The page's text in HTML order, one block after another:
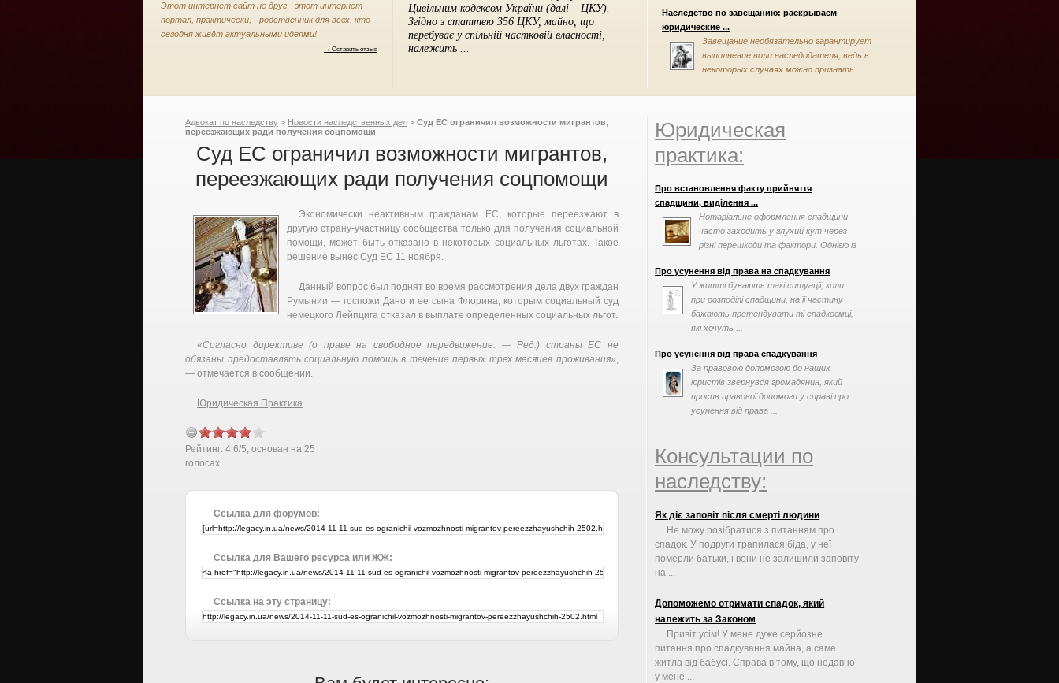
Этот интернет сайт не друг - этот интернет
портал, практически, - родственник для всех, кто
сегодня живёт актуальными идеями!
→ Оставить отзыв
Наследство по завещанию: раскрываем
юридические ...
Завещание необязательно гарантирует
выполнение воли наследодателя, ведь в
некоторых случаях можно признать
Адвокат по наследству > Новости наследственных дел > Суд ЕС ограничил возможности мигрантов,
переезжающих ради получения соцпомощи
Суд ЕС ограничил возможности мигрантов,
переезжающих ради получения соцпомощи
Экономически неактивным гражданам ЕС, которые переезжают в
другую страну-участницу сообщества только для получения социальной
помощи, может быть отказано в некоторых социальных льготах. Такое
решение вынес Суд ЕС 11 ноября.
Данный вопрос был поднят во время рассмотрения дела двух граждан
Румынии — госпожи Дано и ее сына Флорина, которым социальный суд
немецкого Лейпцига отказал в выплате определенных социальных льгот.
«Согласно директиве (о праве на свободное передвижение. — Ред.) страны ЕС не
обязаны предоставлять социальную помощь в течение первых трех месяцев проживания»,
— отмечается в сообщении.
Юридическая Практика
Рейтинг: 4.6/5, основан на 25
голосах.
Ссылка для форумов:
Ссылка для Вашего ресурса или ЖЖ:
Ссылка на эту страницу:
Юридическая
практика:
Про встановлення факту прийняття
спадщини, виділення ...
Нотаріальне оформлення спадщини
часто заходить у глухий кут через
різні перешкоди та фактори. Однією із
Про усунення від права на спадкування
У житті бувають такі ситуації, коли
при розподілі спадщини, на її частину
бажають претендувати ті спадкоємці,
які хочуть ...
Про усунення від права спадкування
За правовою допомогою до наших
юристів звернувся громадянин, який
просив правової допомоги у справі про
усунення від права ...
Консультации по
наследству:
Як діє заповіт після смерті людини
Не можу розібратися з питанням про
спадок. У подруги трапилася біда, у неї
померли батьки, і вони не залишили заповіту
на ...
Допоможемо отримати спадок, який
належить за Законом
Привіт усім! У мене дуже серйозне
питання про спадкування майна, а саме
житла від бабусі. Справа в тому, що недавно
у мене ...